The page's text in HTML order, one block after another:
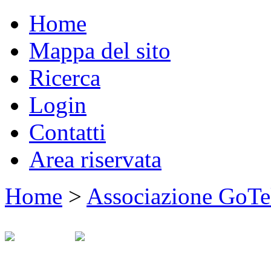
Home
Mappa del sito
Ricerca
Login
Contatti
Area riservata
Home > Associazione